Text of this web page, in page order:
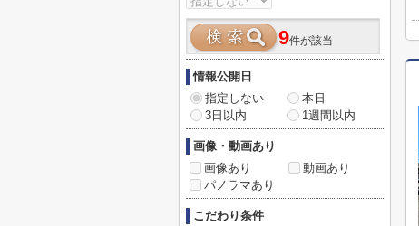
9件が該当
情報公開日
指定しない
本日
3日以内
1週間以内
画像・動画あり
画像あり
動画あり
パノラマあり
こだわり条件